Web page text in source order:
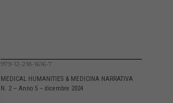
979-12-218-1616-7
MEDICAL HUMANITIES & MEDICINA NARRATIVA
N. 2 – Anno 5 – dicembre 2024